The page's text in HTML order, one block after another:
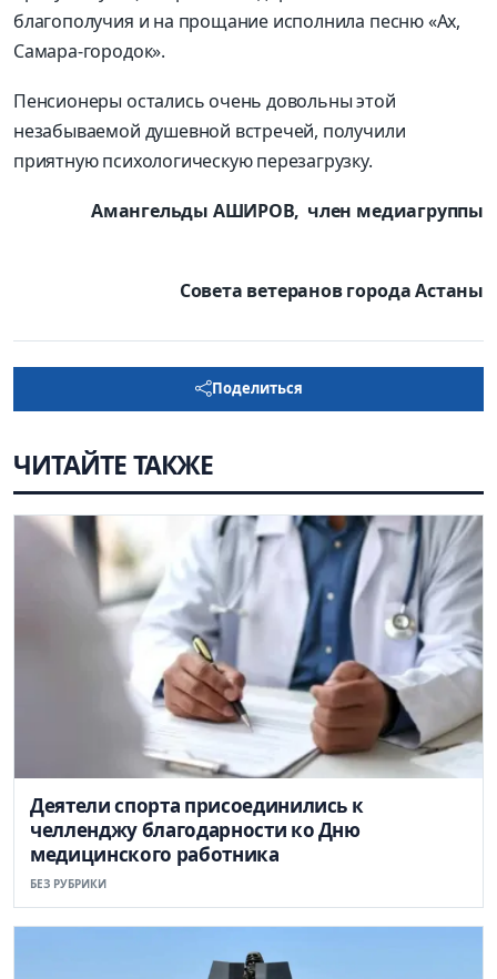
благополучия и на прощание исполнила песню «Ах,
Самара-городок».
Пенсионеры остались очень довольны этой
незабываемой душевной встречей, получили
приятную психологическую перезагрузку.
Амангельды АШИРОВ, член медиагруппы
Совета ветеранов города Астаны
Поделиться
ЧИТАЙТЕ ТАКЖЕ
Деятели спорта присоединились к
челленджу благодарности ко Дню
медицинского работника
БЕЗ РУБРИКИ